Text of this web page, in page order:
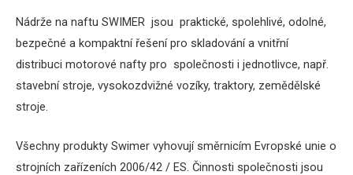
Nádrže na naftu SWIMER jsou praktické, spolehlivé, odolné,
bezpečné a kompaktní řešení pro skladování a vnitřní
distribuci motorové nafty pro společnosti i jednotlivce, např.
stavební stroje, vysokozdvižné vozíky, traktory, zemědělské
stroje.
Všechny produkty Swimer vyhovují směrnicím Evropské unie o
strojních zařízeních 2006/42 / ES. Činnosti společnosti jsou